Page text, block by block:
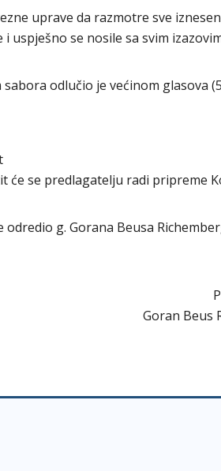
uprave da razmotre sve
se nosile sa svim
odlučio je većinom glasova
će se predlagatelju radi pripreme
g. Gorana Beusa
Goran Beus